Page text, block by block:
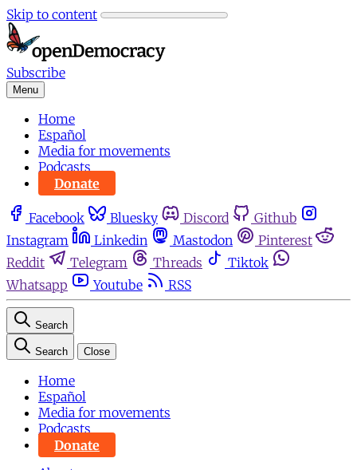
Skip to content
Subscribe
Menu
Home
Español
Media for movements
Podcasts
Donate
Facebook Bluesky Discord
Github
Instagram
Linkedin Mastodon
Pinterest
Reddit
Telegram Threads
Tiktok
Whatsapp
Youtube RSS
Search
Search Close
Home
Español
Media for movements
Podcasts
Donate